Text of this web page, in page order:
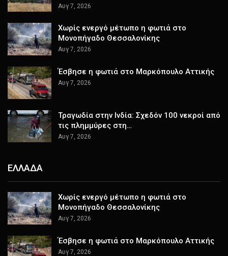
Αυγ 7, 2026
Χωρίς ενεργό μέτωπο η φωτιά στο
Μονοπήγαδο Θεσσαλονίκης
Αυγ 7, 2026
Έσβησε η φωτιά στο Μαρκόπουλο Αττικής
Αυγ 7, 2026
Τραγωδία στην Ινδία: Σχεδόν 100 νεκροί από
τις πλημμύρες στη…
Αυγ 7, 2026
ΕΛΛΑΔΑ
Χωρίς ενεργό μέτωπο η φωτιά στο
Μονοπήγαδο Θεσσαλονίκης
Αυγ 7, 2026
Έσβησε η φωτιά στο Μαρκόπουλο Αττικής
Αυγ 7, 2026